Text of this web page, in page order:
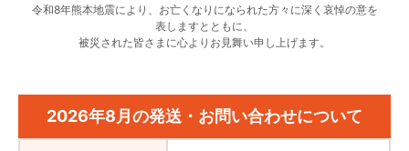
令和8年熊本地震により、お亡くなりになられた方々に深く哀悼の意を
表しますとともに、
被災された皆さまに心よりお見舞い申し上げます。
2026年8月の発送・お問い合わせについて